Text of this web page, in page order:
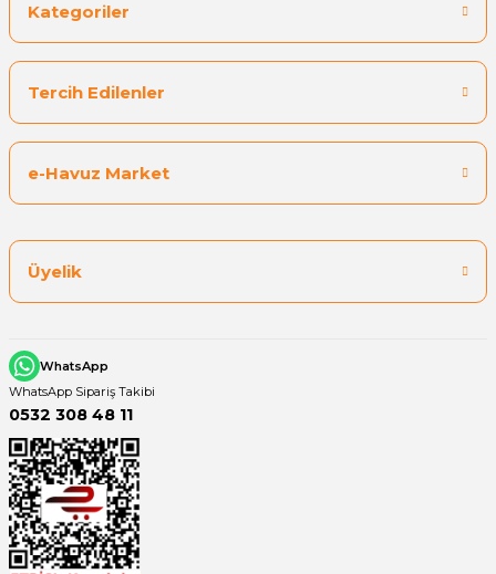
Kategoriler
Tercih Edilenler
e-Havuz Market
Üyelik
WhatsApp
WhatsApp Sipariş Takibi
0532 308 48 11